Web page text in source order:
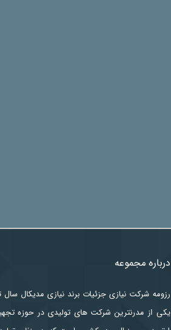
درباره مجموعه
یکی از مدرنترین شرکت های تولیدی در حوزه